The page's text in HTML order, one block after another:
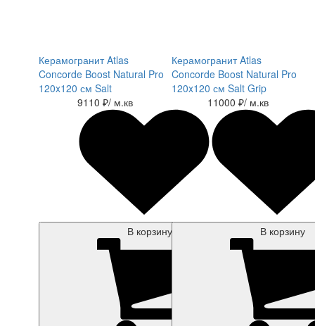
Керамогранит Atlas
Concorde Boost Natural Pro
120x120 см Salt
9110 ₽/ м.кв
В корзину
Керамогранит Atlas
Concorde Boost Natural Pro
120x120 см Salt Grip
11000 ₽/ м.кв
В корзину